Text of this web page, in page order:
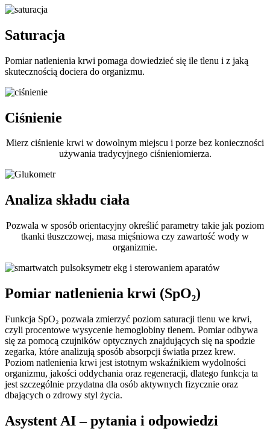
Saturacja
Pomiar natlenienia krwi pomaga dowiedzieć się ile tlenu i z jaką
skutecznością dociera do organizmu.
Ciśnienie
Mierz ciśnienie krwi w dowolnym miejscu i porze bez konieczności
używania tradycyjnego ciśnieniomierza.
Analiza składu ciała
Pozwala w sposób orientacyjny określić parametry takie jak poziom
tkanki tłuszczowej, masa mięśniowa czy zawartość wody w
organizmie.
Pomiar natlenienia krwi (SpO₂)
Funkcja SpO₂ pozwala zmierzyć poziom saturacji tlenu we krwi,
czyli procentowe wysycenie hemoglobiny tlenem. Pomiar odbywa
się za pomocą czujników optycznych znajdujących się na spodzie
zegarka, które analizują sposób absorpcji światła przez krew.
Poziom natlenienia krwi jest istotnym wskaźnikiem wydolności
organizmu, jakości oddychania oraz regeneracji, dlatego funkcja ta
jest szczególnie przydatna dla osób aktywnych fizycznie oraz
dbających o zdrowy styl życia.
Asystent AI – pytania i odpowiedzi